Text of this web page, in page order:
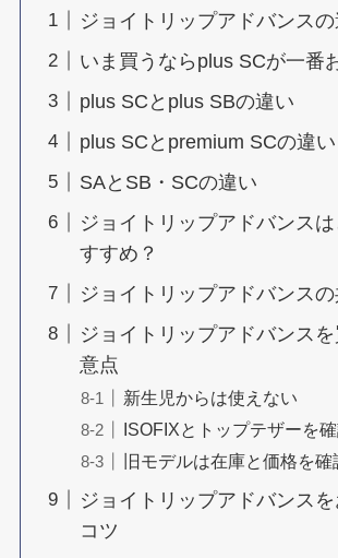
ジョイトリップアドバンス
いま買うならplus SCが一番
plus SCとplus SBの違い
plus SCとpremium SCの違い
SAとSB・SCの違い
ジョイトリップアドバンス
すすめ？
ジョイトリップアドバンス
ジョイトリップアドバンス
意点
新生児からは使えない
ISOFIXとトップテザーを
旧モデルは在庫と価格を確
ジョイトリップアドバンスを
コツ